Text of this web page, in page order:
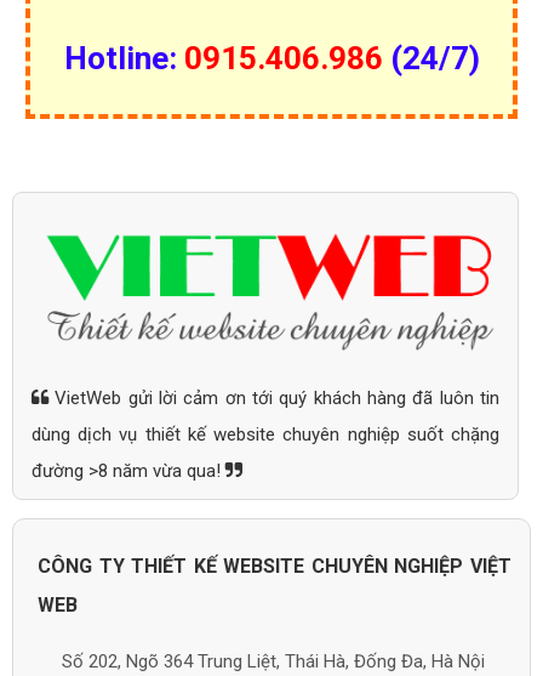
Hotline: 0915.406.986 (24/7)
VietWeb gửi lời cảm ơn tới quý khách hàng đã luôn tin
dùng dịch vụ thiết kế website chuyên nghiệp suốt chặng
đường >8 năm vừa qua!
CÔNG TY THIẾT KẾ WEBSITE CHUYÊN NGHIỆP VIỆT
WEB
Số 202, Ngõ 364 Trung Liệt, Thái Hà, Đống Đa, Hà Nội